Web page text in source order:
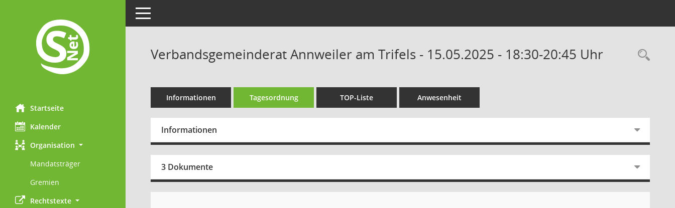
Startseite
Kalender
Organisation
Mandatsträger
Gremien
Rechtstexte
Toggle navigation
Verbandsgemeinderat Annweiler am Trifels - 15.05.2025 - 18:30-20:45 Uhr
Informationen Tagesordnung TOP-Liste Anwesenheit
Informationen
3 Dokumente